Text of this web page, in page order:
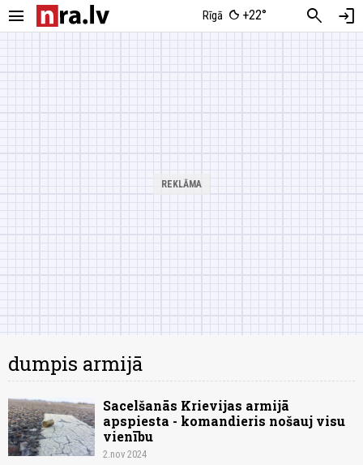
menu Rīgā +22° search login
dumpis armijā
Sacelšanās Krievijas armijā
apspiesta - komandieris nošauj visu
vienību
2.nov 2024